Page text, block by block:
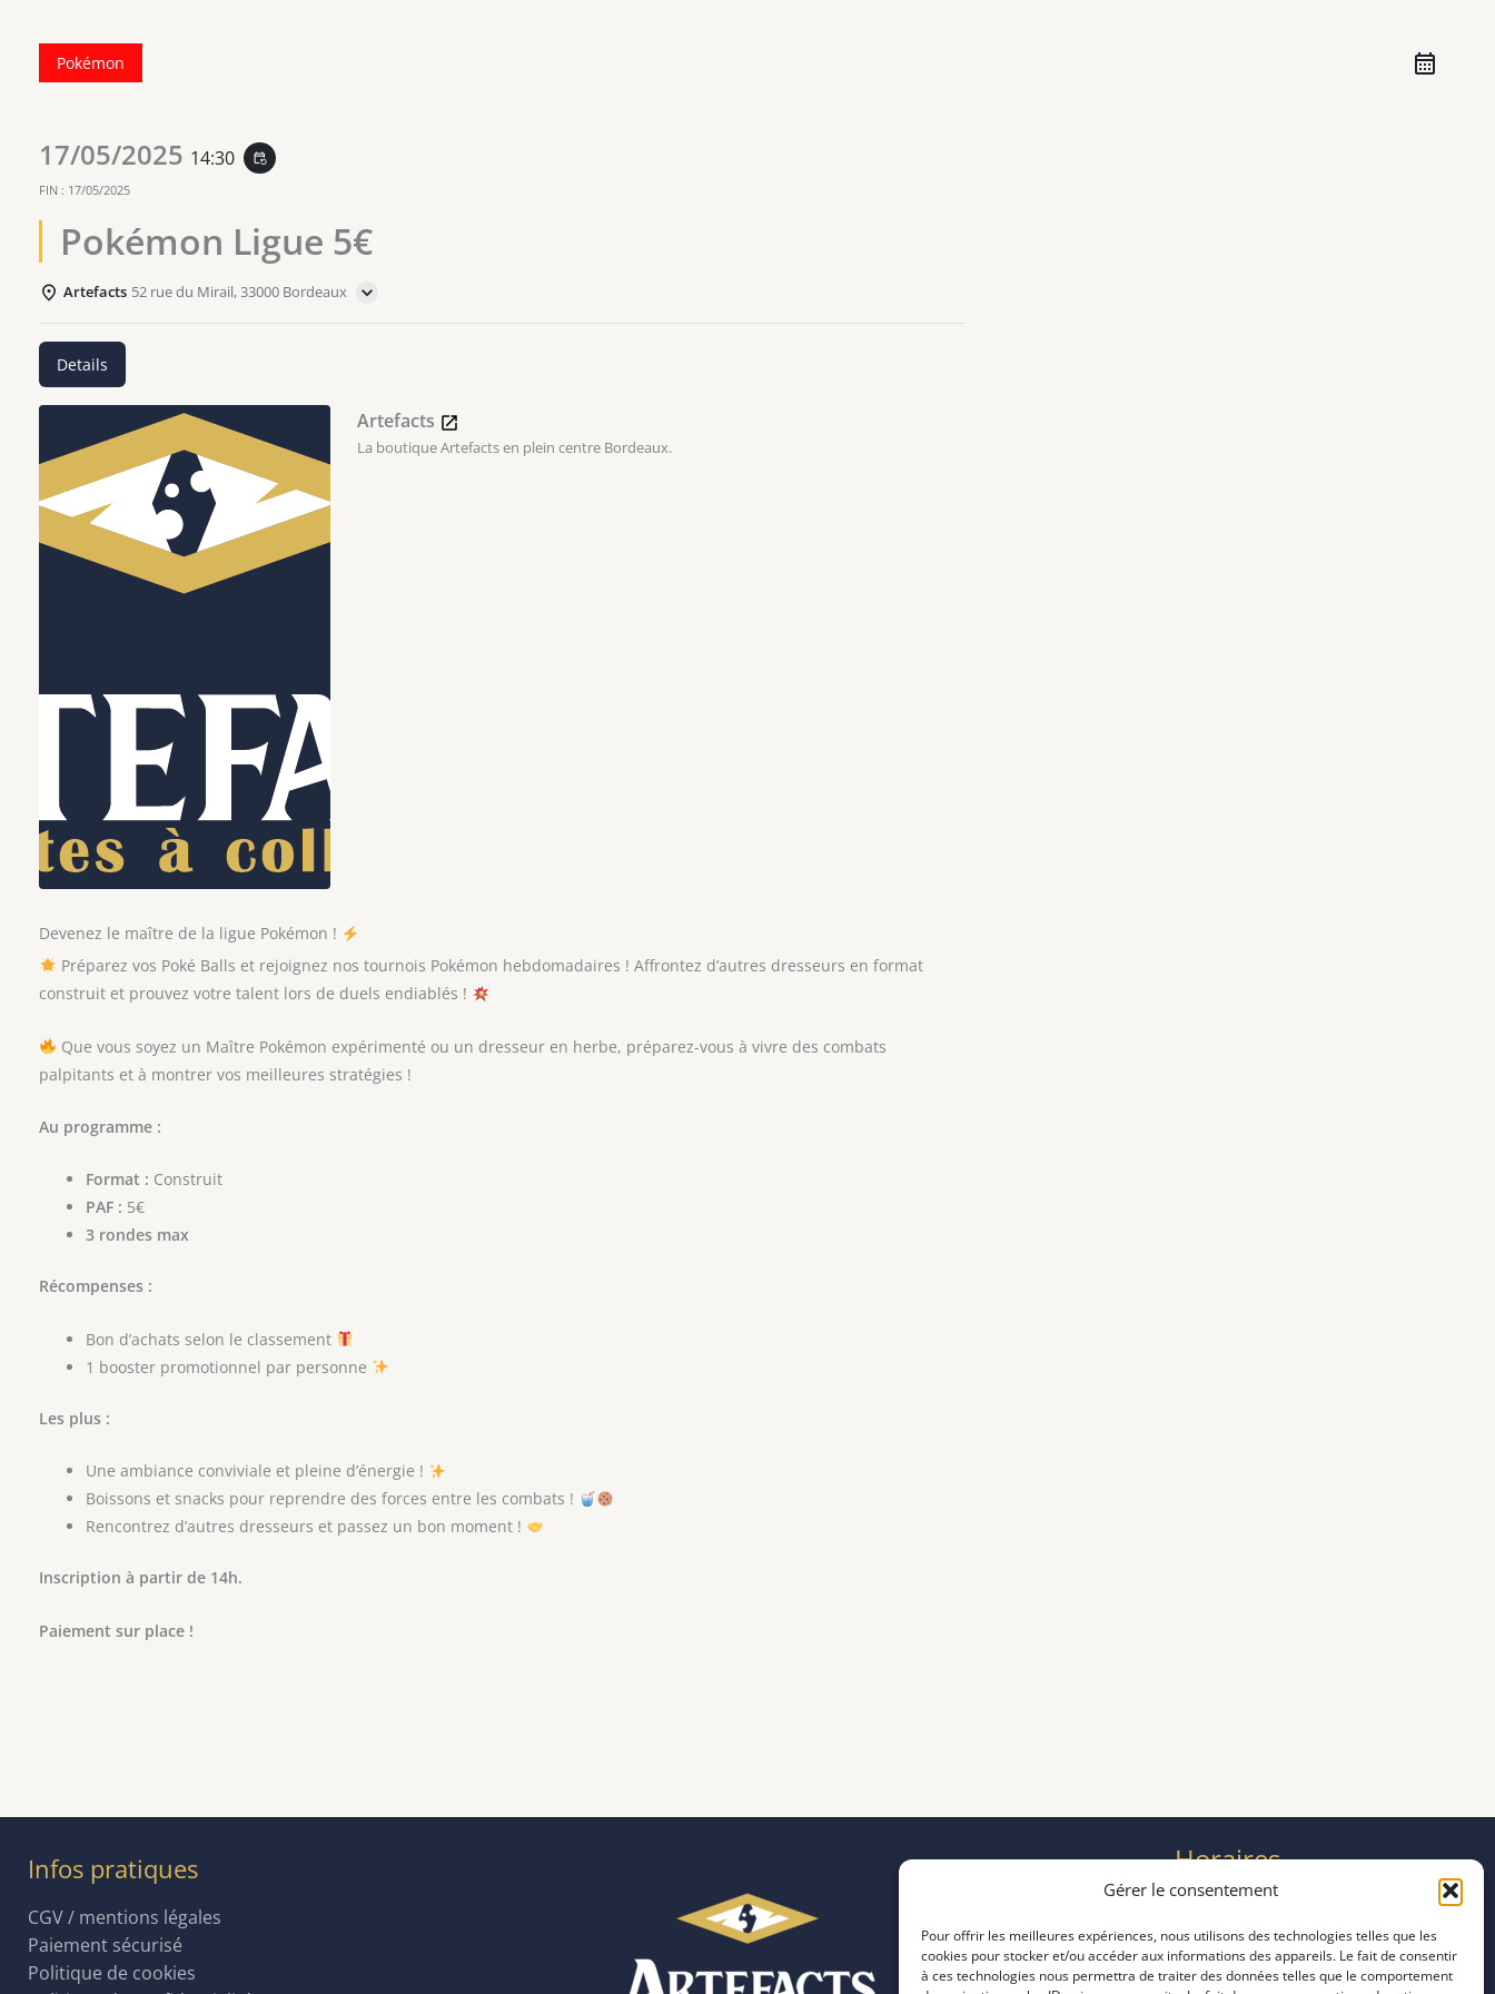
Gérer le consentement
Pour offrir les meilleures expériences, nous utilisons des technologies telles que les
cookies pour stocker et/ou accéder aux informations des appareils. Le fait de consentir
à ces technologies nous permettra de traiter des données telles que le comportement
Pokémon
17/05/2025 14:30 event_repeat
FIN : 17/05/2025
Pokémon Ligue 5€
Artefacts 52 rue du Mirail, 33000 Bordeaux
Details
Artefacts
La boutique Artefacts en plein centre Bordeaux.
Devenez le maître de la ligue Pokémon !
Préparez vos Poké Balls et rejoignez nos tournois Pokémon hebdomadaires ! Affrontez d’autres dresseurs en format
construit et prouvez votre talent lors de duels endiablés !
Que vous soyez un Maître Pokémon expérimenté ou un dresseur en herbe, préparez-vous à vivre des combats
palpitants et à montrer vos meilleures stratégies !
Au programme :
Format : Construit
PAF : 5€
3 rondes max
Récompenses :
Bon d’achats selon le classement
1 booster promotionnel par personne
Les plus :
Une ambiance conviviale et pleine d’énergie !
Boissons et snacks pour reprendre des forces entre les combats !
Rencontrez d’autres dresseurs et passez un bon moment !
Inscription à partir de 14h.
Paiement sur place !
Infos pratiques
CGV / mentions légales
Paiement sécurisé
Politique de cookies
Horaires
mardi 11:00–23:00
jeudi 11:00–23:00
vendredi 11:00–23:00